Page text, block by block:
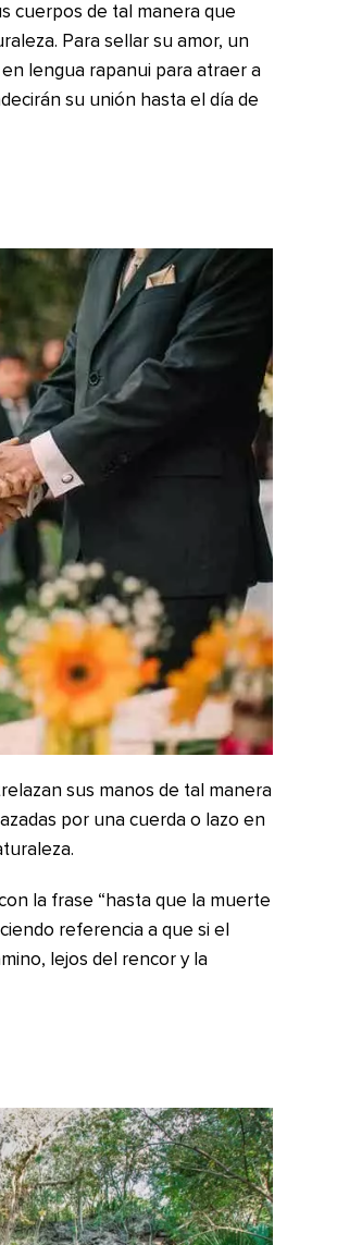
cuerpos de tal manera que
Para sellar su amor, un
lengua rapanui para atraer a
su unión hasta el día de
sus manos de tal manera
por una cuerda o lazo en
la frase “hasta que la muerte
referencia a que si el
lejos del rencor y la